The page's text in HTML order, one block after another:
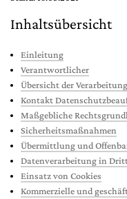
Inhaltsübersicht
Einleitung
Verantwortlicher
Übersicht der
Kontakt
Maßgebliche
Sicherheitsmaßnahmen
Übermittlung und
Datenverarbeitung in
Einsatz von Cookies
Kommerzielle und